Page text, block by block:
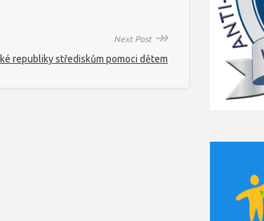
Next Post ↠
republiky střediskům pomoci dětem